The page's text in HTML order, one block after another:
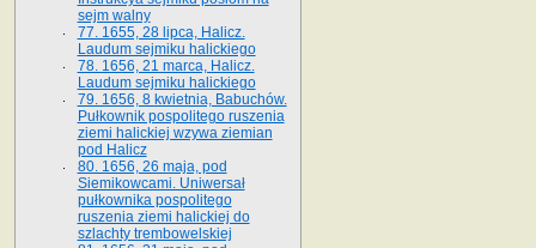
sejm walny
77. 1655, 28 lipca, Halicz.
Laudum sejmiku halickiego
78. 1656, 21 marca, Halicz.
Laudum sejmiku halickiego
79. 1656, 8 kwietnia, Babuchów.
Pułkownik pospolitego ruszenia
ziemi halickiej wzywa ziemian
pod Halicz
80. 1656, 26 maja, pod
Siemikowcami. Uniwersał
pułkownika pospolitego
ruszenia ziemi halickiej do
szlachty trembowelskiej